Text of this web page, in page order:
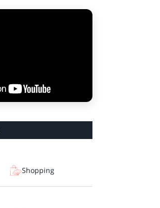
Shopping